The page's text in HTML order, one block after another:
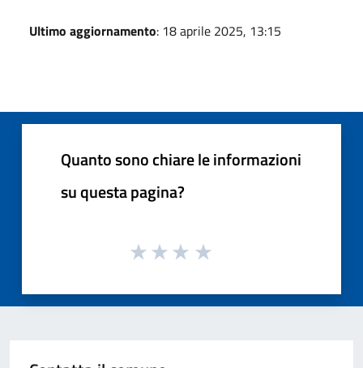
Ultimo aggiornamento: 18 aprile 2025, 13:15
Quanto sono chiare le informazioni
su questa pagina?